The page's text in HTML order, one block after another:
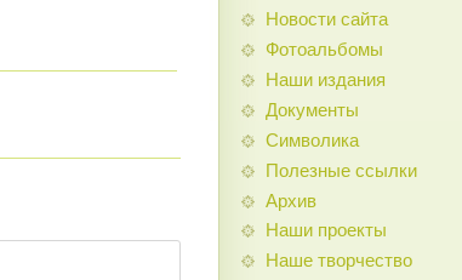
Новости сайта
Фотоальбомы
Наши издания
Документы
Символика
Полезные ссылки
Архив
Наши проекты
Наше творчество